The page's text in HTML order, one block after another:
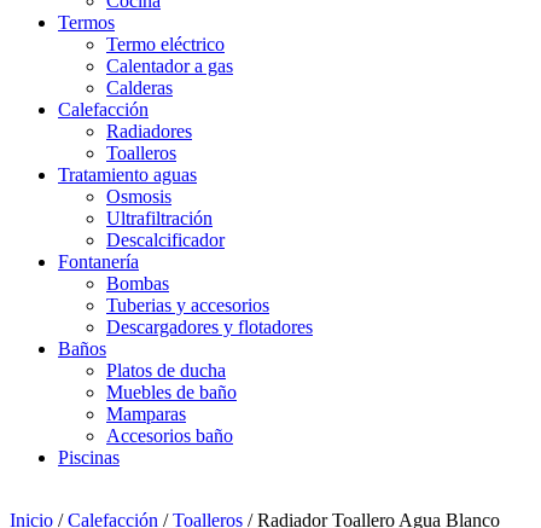
Termos
Termo eléctrico
Calentador a gas
Calderas
Calefacción
Radiadores
Toalleros
Tratamiento aguas
Osmosis
Ultrafiltración
Descalcificador
Fontanería
Bombas
Tuberias y accesorios
Descargadores y flotadores
Baños
Platos de ducha
Muebles de baño
Mamparas
Accesorios baño
Piscinas
Inicio /Calefacción /Toalleros / Radiador Toallero Agua Blanco